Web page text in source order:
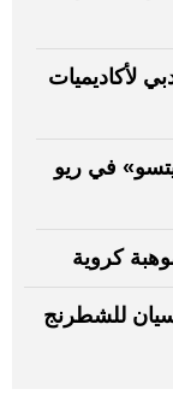
من بطولة دبي لأكاديميات
في ريو
للشطرنج